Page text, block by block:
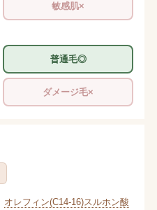
敏感肌×
普通毛◎
ダメージ毛×
オレフィン(C14-16)スルホン酸